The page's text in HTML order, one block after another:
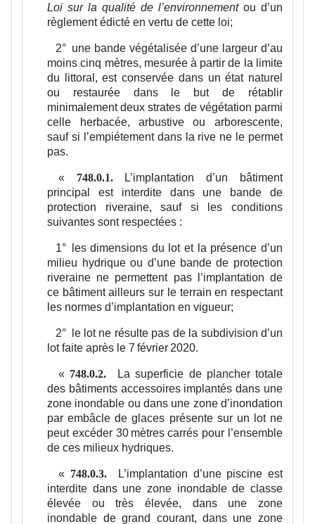
Loi sur la qualité de l’environnementou d’un
règlement édicté en vertu de cette loi;
2° une bande végétalisée d’une largeur d’au
moins cinq mètres, mesurée à partir de la limite
du littoral, est conservée dans un état naturel
ou restaurée dans le but de rétablir
minimalement deux strates de végétation parmi
celle herbacée, arbustive ou arborescente,
sauf si l’empiétement dans la rive ne le permet
pas.
« 748.0.1.
L’implantation d’un bâtiment
principal est interdite dans une bande de
protection riveraine, sauf si les conditions
suivantes sont respectées :
1°
les dimensions du lot et la présence d’un
milieu hydrique ou d’une bande de protection
riveraine ne permettent pas l’implantation de
ce bâtiment ailleurs sur le terrain en respectant
les normes d’implantation en vigueur;
2°
le lot ne résulte pas de la subdivision d’un
lot faite après le 7 février 2020.
« 748.0.2.
La superficie de plancher totale
des bâtiments accessoires implantés dans une
zone inondable ou dans une zone d’inondation
par embâcle de glaces présente sur un lot ne
peut excéder 30 mètres carrés pour l’ensemble
de ces milieux hydriques.
« 748.0.3.
L’implantation d’une piscine est
interdite dans une zone inondable de classe
élevée ou très élevée, dans une zone
inondable de grand courant, dans une zone